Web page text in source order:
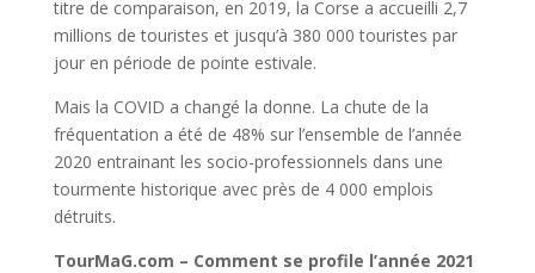
titre de comparaison, en 2019, la Corse a accueilli 2,7
millions de touristes et jusqu’à 380 000 touristes par
jour en période de pointe estivale.
Mais la COVID a changé la donne. La chute de la
fréquentation a été de 48% sur l’ensemble de l’année
2020 entrainant les socio-professionnels dans une
tourmente historique avec près de 4 000 emplois
détruits.
TourMaG.com – Comment se profile l’année 2021